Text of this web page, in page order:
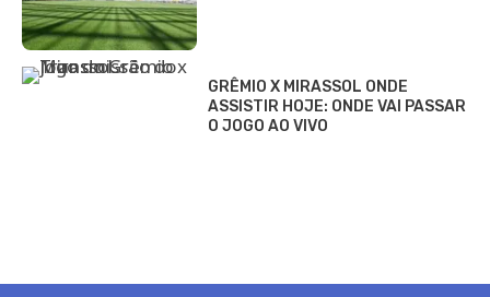
GRÊMIO X MIRASSOL ONDE
ASSISTIR HOJE: ONDE VAI PASSAR
O JOGO AO VIVO